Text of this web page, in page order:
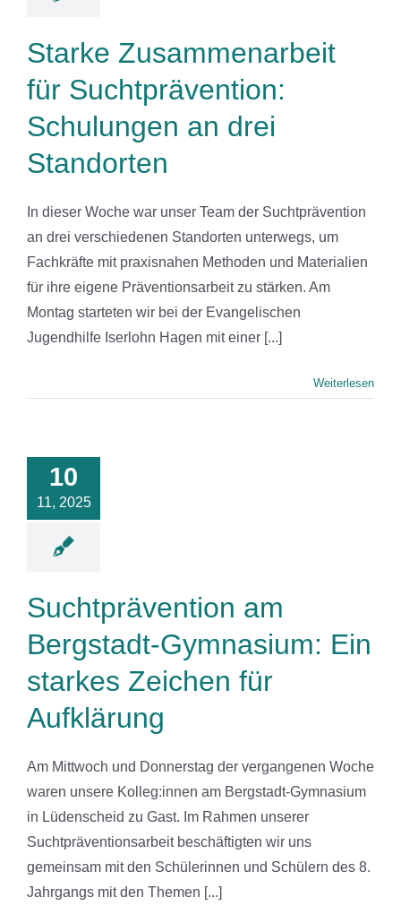
Starke Zusammenarbeit
für Suchtprävention:
Schulungen an drei
Standorten
In dieser Woche war unser Team der Suchtprävention
an drei verschiedenen Standorten unterwegs, um
Fachkräfte mit praxisnahen Methoden und Materialien
für ihre eigene Präventionsarbeit zu stärken. Am
Montag starteten wir bei der Evangelischen
Jugendhilfe Iserlohn Hagen mit einer [...]
Weiterlesen
10
11, 2025
Ein
Zeichen
Suchtprävention am
Bergstadt-Gymnasium: Ein
starkes Zeichen für
Aufklärung
Am Mittwoch und Donnerstag der vergangenen Woche
waren unsere Kolleg:innen am Bergstadt-Gymnasium
in Lüdenscheid zu Gast. Im Rahmen unserer
Suchtpräventionsarbeit beschäftigten wir uns
gemeinsam mit den Schülerinnen und Schülern des 8.
Jahrgangs mit den Themen [...]